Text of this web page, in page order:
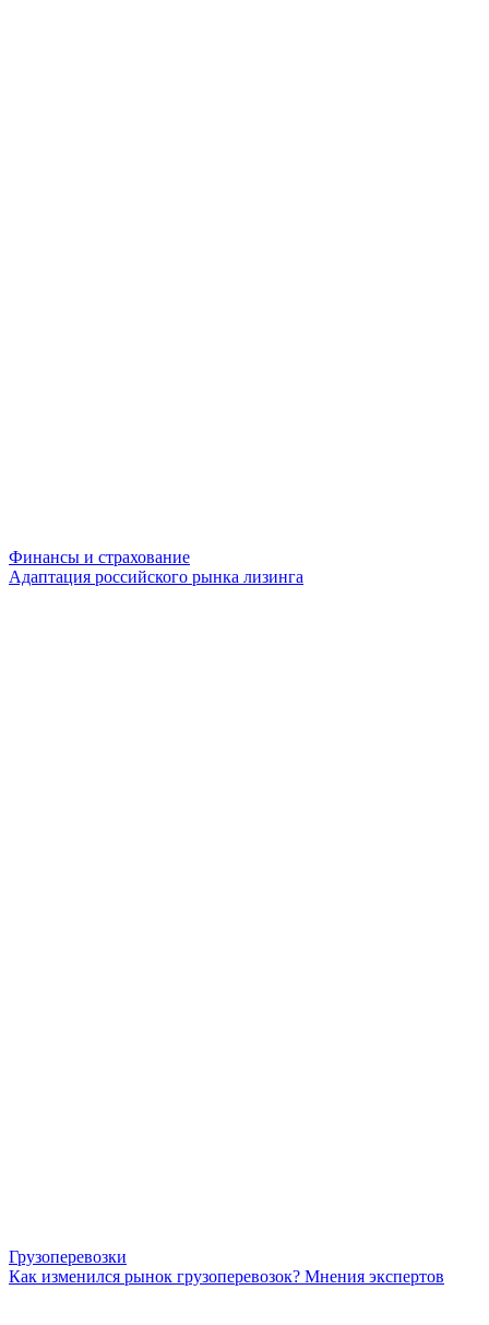
Финансы и страхование
Адаптация российского рынка лизинга
Грузоперевозки
Как изменился рынок грузоперевозок? Мнения экспертов